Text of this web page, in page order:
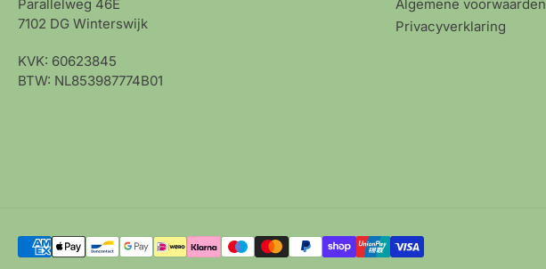
Parallelweg 46E
7102 DG Winterswijk
KVK: 60623845
BTW: NL853987774B01
Algemene voorwaarden
Privacyverklaring
Betalingsmethoden